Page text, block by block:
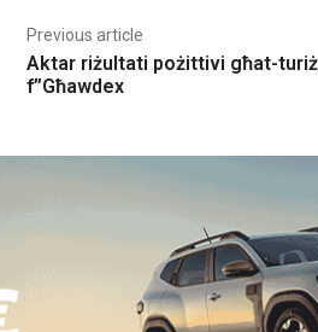
Previous article
Aktar riżultati pożittivi għat-
f’’Għawdex